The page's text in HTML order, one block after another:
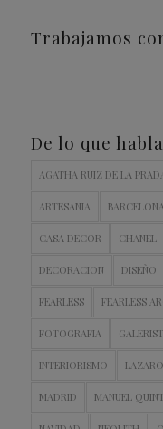
Trabajamos
De lo que
AGATHA RUIZ DE LA
ARTESANIA
CASA DECOR CHANEL
DECORACION DISEÑO
FEARLESS FEARLESS
FOTOGRAFIA
INTERIORISMO
MADRID MANUEL